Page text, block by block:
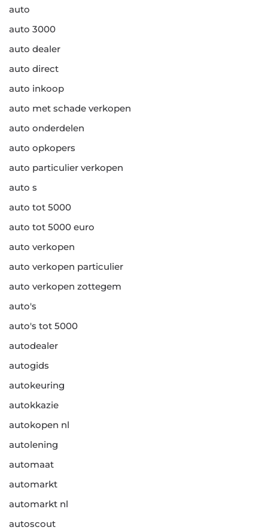
auto
auto 3000
auto dealer
auto direct
auto inkoop
auto met schade verkopen
auto onderdelen
auto opkopers
auto particulier verkopen
auto s
auto tot 5000
auto tot 5000 euro
auto verkopen
auto verkopen particulier
auto verkopen zottegem
auto's
auto's tot 5000
autodealer
autogids
autokeuring
autokkazie
autokopen nl
autolening
automaat
automarkt
automarkt nl
autoscout